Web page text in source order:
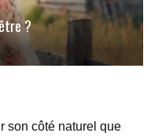
?
son côté naturel que